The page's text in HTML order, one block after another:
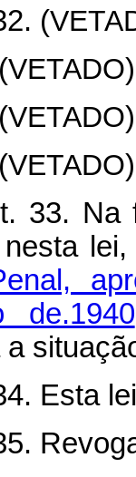
(
VETADO
VETADO
VETADO
33. Na
nesta
de.1940
Esta